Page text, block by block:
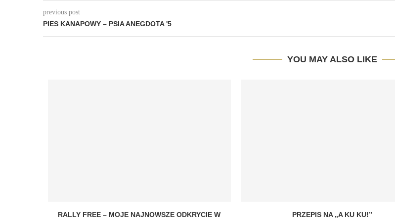
previous post
PIES KANAPOWY – PSIA ANEGDOTA '5
YOU MAY ALSO LIKE
RALLY FREE – MOJE NAJNOWSZE ODKRYCIE W
PRZEPIS NA „A KU KU!”